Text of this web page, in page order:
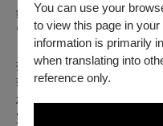
You can use your
to view this page in
information is primarily
when translating into
reference only.
鋼琴 Piano｜林思茵 Szu-Yin
曾獲魯賓斯坦國際鋼琴⼤賽
「擁有出⾊的⾳樂性...以
授 Arkady Aronov亦形容林
華和卓越技巧的鋼琴家，其
林思茵畢業於東吳⼤學⾳樂
完成碩⼠學位。在美期間